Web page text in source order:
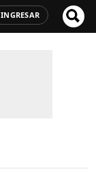
INGRESAR